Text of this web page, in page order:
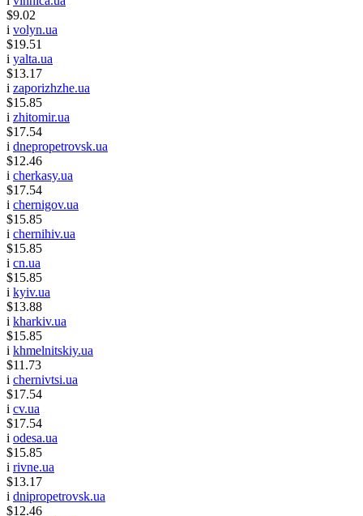
$9.02
i volyn.ua
$19.51
i yalta.ua
$13.17
i zaporizhzhe.ua
$15.85
i zhitomir.ua
$17.54
i dnepropetrovsk.ua
$12.46
i cherkasy.ua
$17.54
i chernigov.ua
$15.85
i chernihiv.ua
$15.85
i cn.ua
$15.85
i kyiv.ua
$13.88
i kharkiv.ua
$15.85
i khmelnitskiy.ua
$11.73
i chernivtsi.ua
$17.54
i cv.ua
$17.54
i odesa.ua
$15.85
i rivne.ua
$13.17
i dnipropetrovsk.ua
$12.46